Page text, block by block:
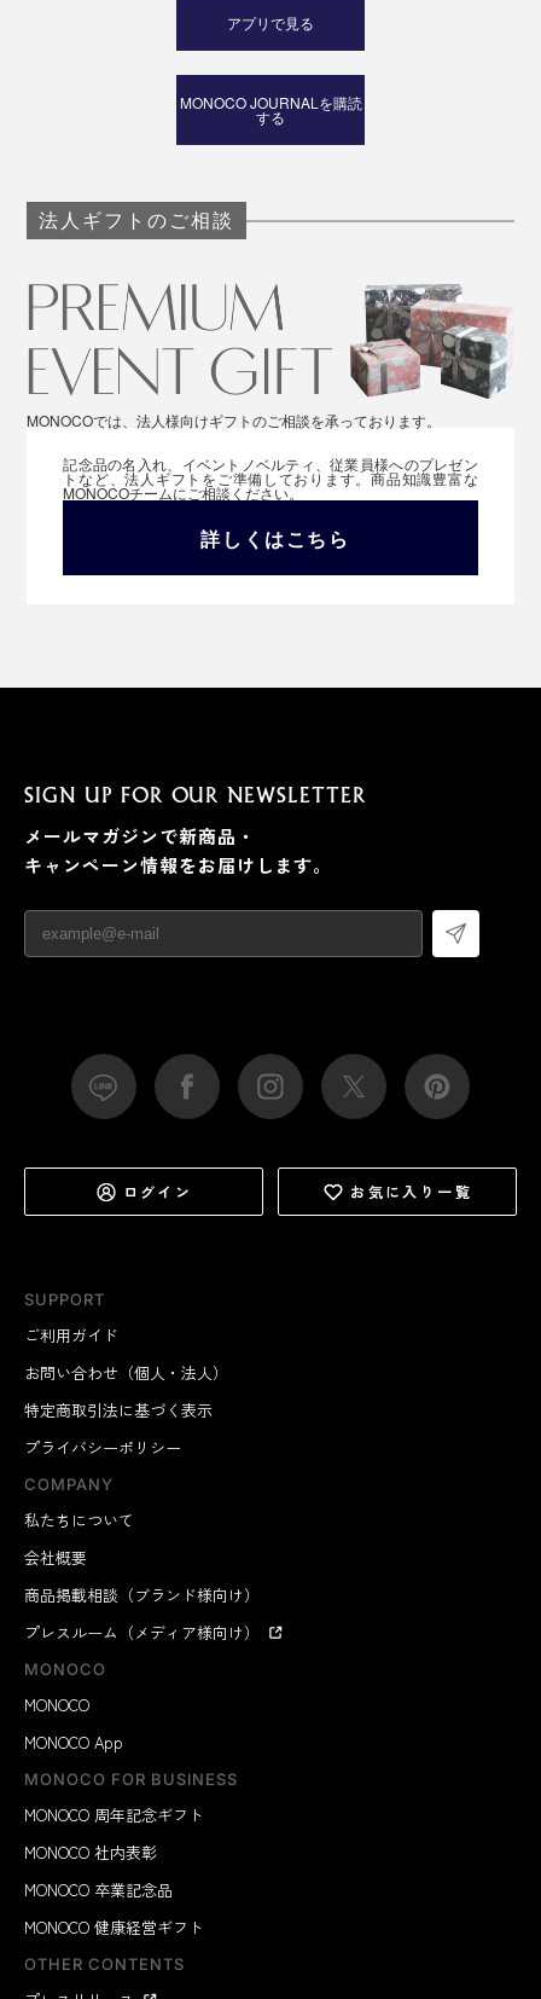
アプリで見る
MONOCO JOURNALを購読
する
法人ギフトのご相談
MONOCOでは、法人様向けギフトのご相談を承っております。
記念品の名入れ、イベントノベルティ、従業員様へのプレゼン
トなど、法人ギフトをご準備しております。商品知識豊富な
MONOCOチームにご相談ください。
詳しくはこちら
SUPPORT
ご利用ガイド
お問い合わせ（個人・法人）
特定商取引法に基づく表示
プライバシーポリシー
COMPANY
私たちについて
会社概要
商品掲載相談（ブランド様向け）
プレスルーム（メディア様向け）
MONOCO
MONOCO
MONOCO App
MONOCO FOR BUSINESS
MONOCO 周年記念ギフト
MONOCO 社内表彰
MONOCO 卒業記念品
MONOCO 健康経営ギフト
OTHER CONTENTS
SIGN UP FOR OUR NEWSLETTER
メールマガジンで新商品・
キャンペーン情報をお届けします。
ログイン お気に入り一覧